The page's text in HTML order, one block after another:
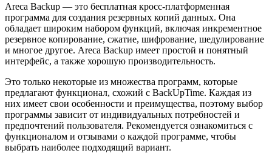
Areca Backup — это бесплатная кросс-платформенная
программа для создания резервных копий данных. Она
обладает широким набором функций, включая инкрементное
резервное копирование, сжатие, шифрование, шедулирование
и многое другое. Areca Backup имеет простой и понятный
интерфейс, а также хорошую производительность.
Это только некоторые из множества программ, которые
предлагают функционал, схожий с BackUpTime. Каждая из
них имеет свои особенности и преимущества, поэтому выбор
программы зависит от индивидуальных потребностей и
предпочтений пользователя. Рекомендуется ознакомиться с
функционалом и отзывами о каждой программе, чтобы
выбрать наиболее подходящий вариант.